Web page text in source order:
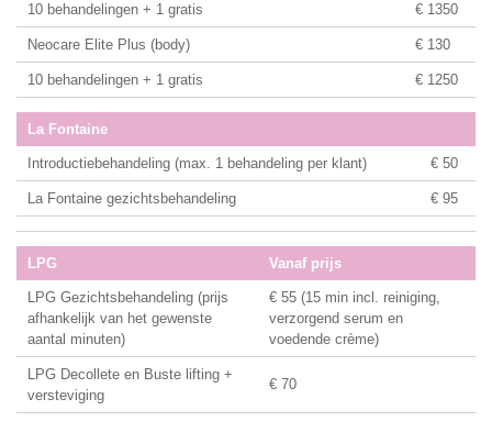
10 behandelingen + 1 gratis € 1350
Neocare Elite Plus (body) € 130
10 behandelingen + 1 gratis € 1250
La Fontaine
Introductiebehandeling (max. 1 behandeling per klant) € 50
La Fontaine gezichtsbehandeling € 95
LPG Vanaf prijs
LPG Gezichtsbehandeling (prijs
afhankelijk van het gewenste
aantal minuten)
€ 55 (15 min incl. reiniging,
verzorgend serum en
voedende crème)
LPG Decollete en Buste lifting +
versteviging
€ 70